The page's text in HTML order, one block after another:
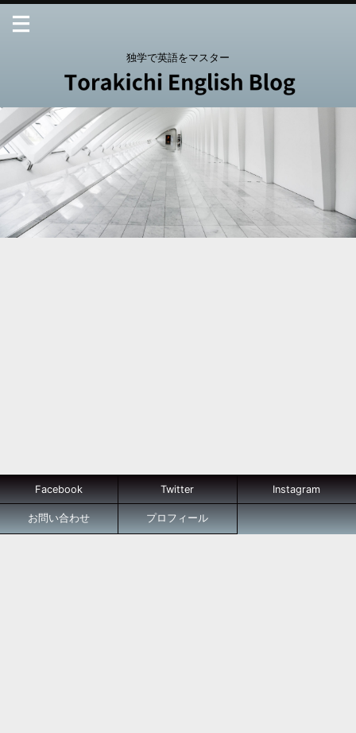
独学で英語をマスター
Facebook Twitter Instagram
お問い合わせ プロフィール